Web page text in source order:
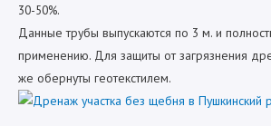
30-50%.
Данные трубы выпускаются по 3 м. и
применению. Для защиты от загрязнения
же обернуты геотекстилем.